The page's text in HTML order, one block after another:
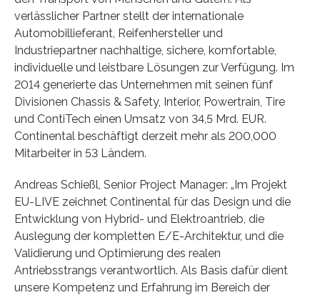
verlässlicher Partner stellt der internationale
Automobillieferant, Reifenhersteller und
Industriepartner nachhaltige, sichere, komfortable,
individuelle und leistbare Lösungen zur Verfügung. Im
2014 generierte das Unternehmen mit seinen fünf
Divisionen Chassis & Safety, Interior, Powertrain, Tire
und ContiTech einen Umsatz von 34,5 Mrd. EUR.
Continental beschäftigt derzeit mehr als 200,000
Mitarbeiter in 53 Ländern.
Andreas Schießl, Senior Project Manager: „Im Projekt
EU-LIVE zeichnet Continental für das Design und die
Entwicklung von Hybrid- und Elektroantrieb, die
Auslegung der kompletten E/E-Architektur, und die
Validierung und Optimierung des realen
Antriebsstrangs verantwortlich. Als Basis dafür dient
unsere Kompetenz und Erfahrung im Bereich der